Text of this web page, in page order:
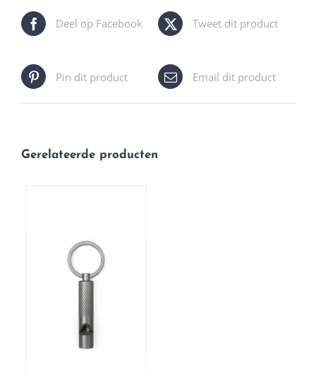
Deel op Facebook Tweet dit product
Pin dit product Email dit product
Gerelateerde producten